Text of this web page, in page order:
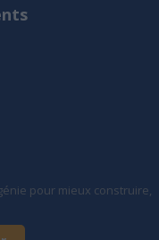
pour mieux construire,